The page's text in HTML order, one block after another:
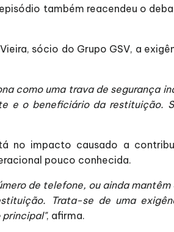
também reacendeu o
sócio do Grupo GSV, a
como uma trava de segurança
e o beneficiário da restituição.
no impacto causado a
pouco conhecida.
de telefone, ou ainda
Trata-se de uma
principal", afirma.